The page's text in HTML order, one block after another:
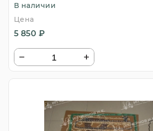
В наличии
Цена
5 850 ₽